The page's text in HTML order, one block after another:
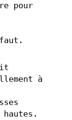
pour
à
hautes.